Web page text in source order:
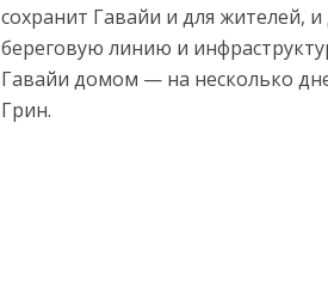
сохранит Гавайи и для жителей,
береговую линию и
Гавайи домом — на несколько
Грин.